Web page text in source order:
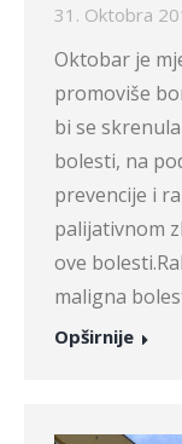
31. Oktobra
Oktobar je
promoviše
bi se
bolesti, na
prevencije i
palijativnom
ove
maligna
Opširnije